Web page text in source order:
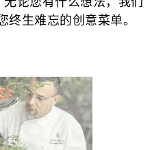
生难忘的创意菜单。